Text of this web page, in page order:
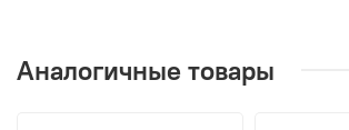
Аналогичные товары